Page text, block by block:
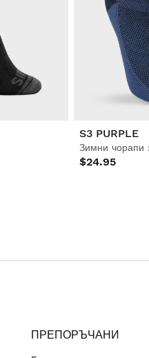
S3 PURPLE
Зимни чорапи
$24.95
ПРЕПОРЪЧАНИ